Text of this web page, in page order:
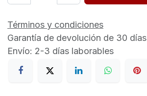
Términos y condiciones
Garantía de devolución de 30 días
Envío: 2-3 días laborables